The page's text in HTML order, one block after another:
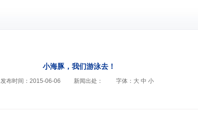
小海豚，我们游泳去！
发布时间：2015-06-06 新闻出处： 字体： 大 中 小